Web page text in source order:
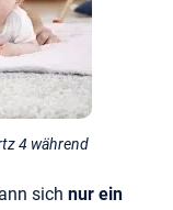
4 während
sich nur ein